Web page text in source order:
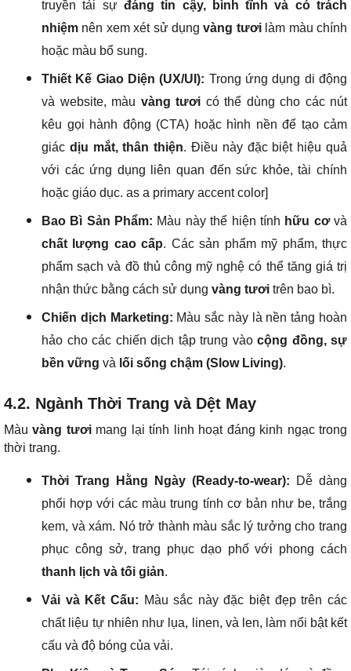
truyền tải sự đáng tin cậy, bình tĩnh và có trách
nhiệm nên xem xét sử dụngvàng tươilàm màu chính
hoặc màu bổ sung.
Thiết Kế Giao Diện (UX/UI): Trong ứng dụng di động
và website, màu vàng tươi có thể dùng cho các nút
kêu gọi hành động (CTA) hoặc hình nền để tạo cảm
giác dịu mắt, thân thiện. Điều này đặc biệt hiệu quả
với các ứng dụng liên quan đến sức khỏe, tài chính
hoặc giáo dục. as a primary accent color]
Bao Bì Sản Phẩm: Màu này thể hiện tính hữu cơvà
chất lượng cao cấp. Các sản phẩm mỹ phẩm, thực
phẩm sạch và đồ thủ công mỹ nghệ có thể tăng giá trị
nhận thức bằng cách sử dụng vàng tươi trên bao bì.
Chiến dịch Marketing: Màu sắc này là nền tảng hoàn
hảo cho các chiến dịch tập trung vào cộng đồng, sự
bền vững và lối sống chậm (Slow Living).
4.2. Ngành Thời Trang và Dệt May
Màuvàng tươimang lại tính linh hoạt đáng kinh ngạc trong
thời trang.
Thời Trang Hằng Ngày (Ready-to-wear): Dễ dàng
phối hợp với các màu trung tính cơ bản như be, trắng
kem, và xám. Nó trở thành màu sắc lý tưởng cho trang
phục công sở, trang phục dạo phố với phong cách
thanh lịch và tối giản.
Vải và Kết Cấu: Màu sắc này đặc biệt đẹp trên các
chất liệu tự nhiên như lụa, linen, và len, làm nổi bật kết
cấu và độ bóng của vải.